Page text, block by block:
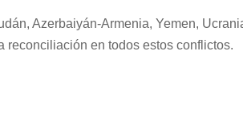
Azerbaiyán-Armenia, Yemen,
reconciliación en todos estos conflictos.